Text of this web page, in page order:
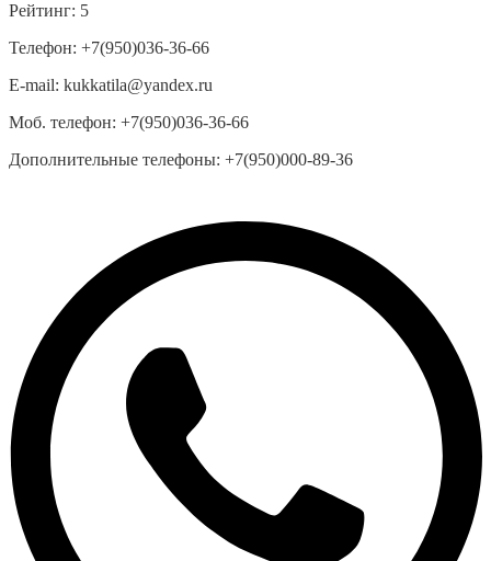
Рейтинг: 5
Телефон: +7(950)036-36-66
E-mail: kukkatila@yandex.ru
Моб. телефон: +7(950)036-36-66
Дополнительные телефоны: +7(950)000-89-36